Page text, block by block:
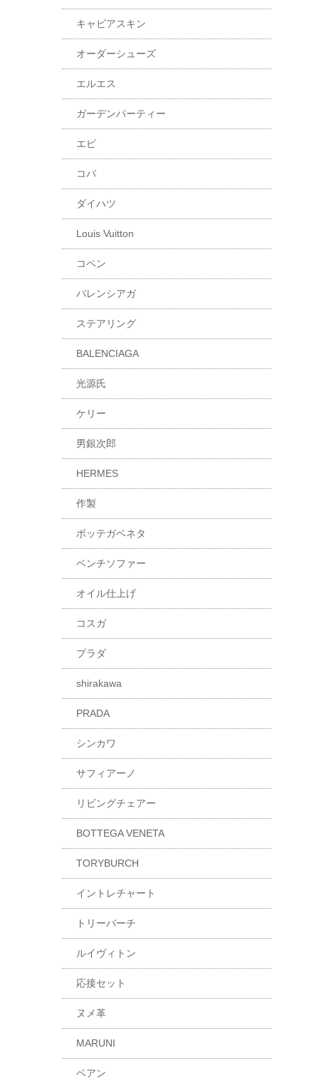
キャビアスキン
オーダーシューズ
エルエス
ガーデンパーティー
エピ
コバ
ダイハツ
Louis Vuitton
コペン
バレンシアガ
ステアリング
BALENCIAGA
光源氏
ケリー
男銀次郎
HERMES
作製
ボッテガベネタ
ベンチソファー
オイル仕上げ
コスガ
プラダ
shirakawa
PRADA
シンカワ
サフィアーノ
リビングチェアー
BOTTEGA VENETA
TORYBURCH
イントレチャート
トリーバーチ
ルイヴィトン
応接セット
ヌメ革
MARUNI
ベアン